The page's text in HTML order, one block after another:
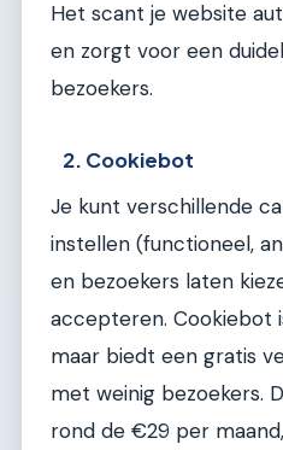
Het scant je website
en zorgt voor een
bezoekers.
2. Cookiebot
Je kunt verschillende
instellen (functioneel,
en bezoekers laten
accepteren. Cookiebot
maar biedt een gratis
met weinig bezoekers.
rond de €29 per